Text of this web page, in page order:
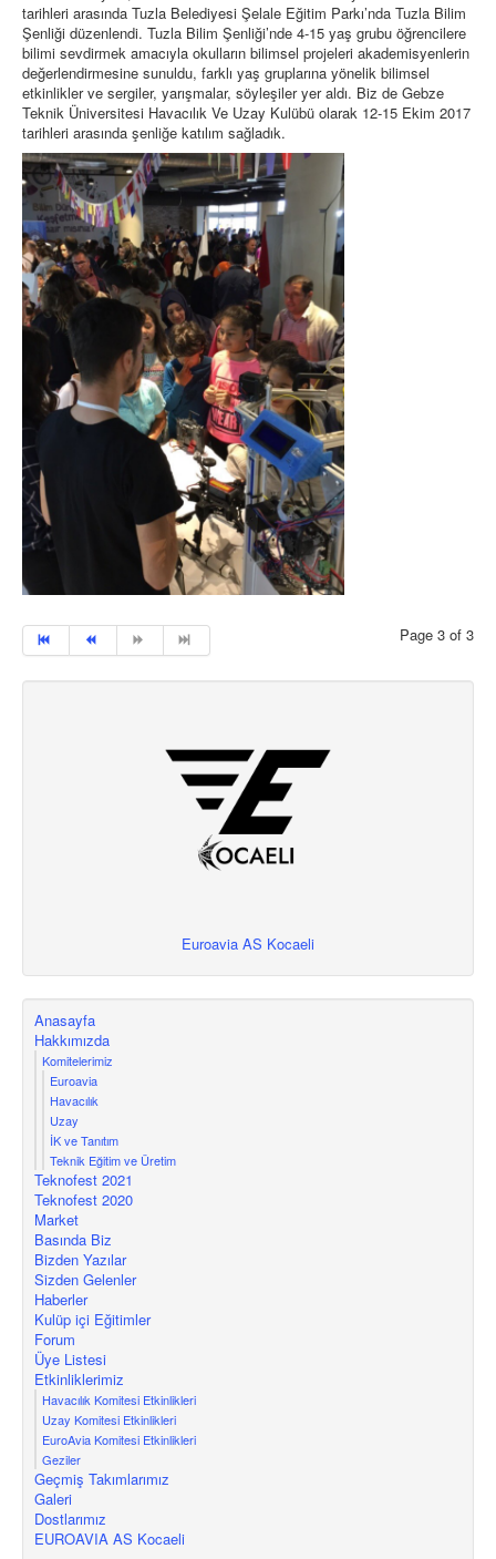
tarihleri arasında Tuzla Belediyesi Şelale Eğitim Parkı’nda Tuzla Bilim
Şenliği düzenlendi. Tuzla Bilim Şenliği’nde 4-15 yaş grubu öğrencilere
bilimi sevdirmek amacıyla okulların bilimsel projeleri akademisyenlerin
değerlendirmesine sunuldu, farklı yaş gruplarına yönelik bilimsel
etkinlikler ve sergiler, yarışmalar, söyleşiler yer aldı. Biz de Gebze
Teknik Üniversitesi Havacılık Ve Uzay Kulübü olarak 12-15 Ekim 2017
tarihleri arasında şenliğe katılım sağladık.
Page 3 of 3
Euroavia AS Kocaeli
Anasayfa
Hakkımızda
Komitelerimiz
Euroavia
Havacılık
Uzay
İK ve Tanıtım
Teknik Eğitim ve Üretim
Teknofest 2021
Teknofest 2020
Market
Basında Biz
Bizden Yazılar
Sizden Gelenler
Haberler
Kulüp içi Eğitimler
Forum
Üye Listesi
Etkinliklerimiz
Havacılık Komitesi Etkinlikleri
Uzay Komitesi Etkinlikleri
EuroAvia Komitesi Etkinlikleri
Geziler
Geçmiş Takımlarımız
Galeri
Dostlarımız
EUROAVIA AS Kocaeli